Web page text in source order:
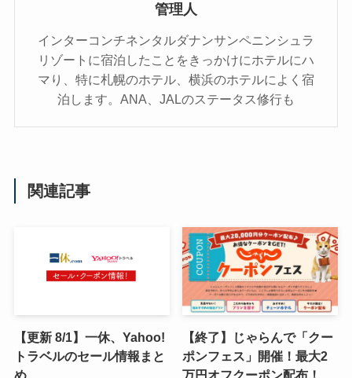
管理人
インターコンチネンタルダナンサンペニンシュラ
リゾートに宿泊したことをきっかけにホテルにハ
マり、特に札幌のホテル、横浜のホテルによく宿
泊します。ANA、JALのステータス修行も
関連記事
【更新 8/1】一休、Yahoo!
トラベルのセール情報まと
め
【終了】じゃらんで「クー
ポンフェス」開催！最大2
万円オフクーポン配布！